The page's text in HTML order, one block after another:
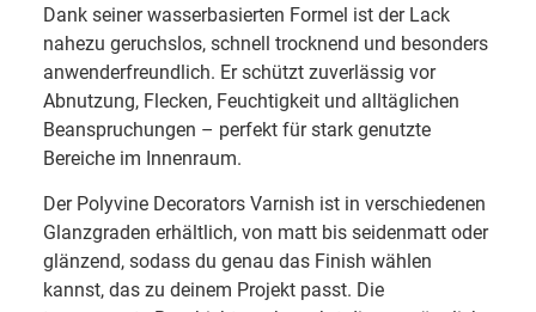
Dank seiner wasserbasierten Formel ist der Lack
nahezu geruchslos, schnell trocknend und besonders
anwenderfreundlich. Er schützt zuverlässig vor
Abnutzung, Flecken, Feuchtigkeit und alltäglichen
Beanspruchungen – perfekt für stark genutzte
Bereiche im Innenraum.
Der Polyvine Decorators Varnish ist in verschiedenen
Glanzgraden erhältlich, von matt bis seidenmatt oder
glänzend, sodass du genau das Finish wählen
kannst, das zu deinem Projekt passt. Die